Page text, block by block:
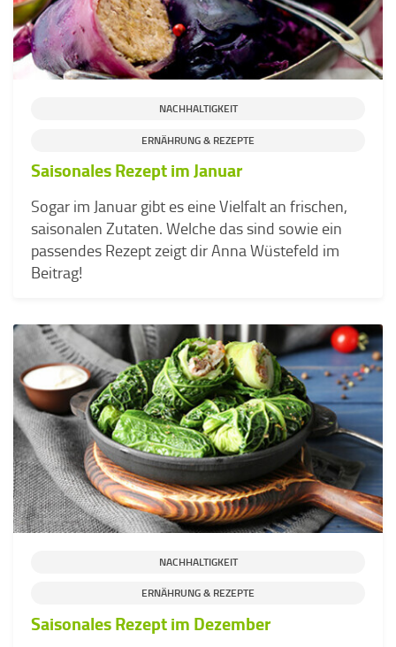
NACHHALTIGKEIT
ERNÄHRUNG & REZEPTE
Saisonales Rezept im Januar
Sogar im Januar gibt es eine Vielfalt an frischen,
saisonalen Zutaten. Welche das sind sowie ein
passendes Rezept zeigt dir Anna Wüstefeld im
Beitrag!
NACHHALTIGKEIT
ERNÄHRUNG & REZEPTE
Saisonales Rezept im Dezember